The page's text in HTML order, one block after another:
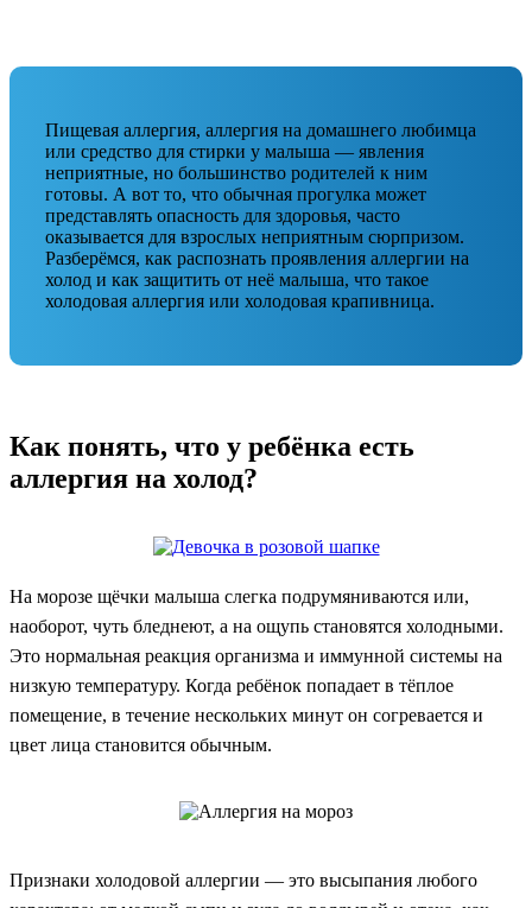
Пищевая аллергия, аллергия на домашнего любимца
или средство для стирки у малыша — явления
неприятные, но большинство родителей к ним
готовы. А вот то, что обычная прогулка может
представлять опасность для здоровья, часто
оказывается для взрослых неприятным сюрпризом.
Разберёмся, как распознать проявления аллергии на
холод и как защитить от неё малыша, что такое
холодовая аллергия или холодовая крапивница.
Как понять, что у ребёнка есть
аллергия на холод?
На морозе щёчки малыша слегка подрумяниваются или,
наоборот, чуть бледнеют, а на ощупь становятся холодными.
Это нормальная реакция организма и иммунной системы на
низкую температуру. Когда ребёнок попадает в тёплое
помещение, в течение нескольких минут он согревается и
цвет лица становится обычным.
Признаки холодовой аллергии — это высыпания любого